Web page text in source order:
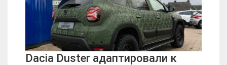
Dacia Duster адаптировали к